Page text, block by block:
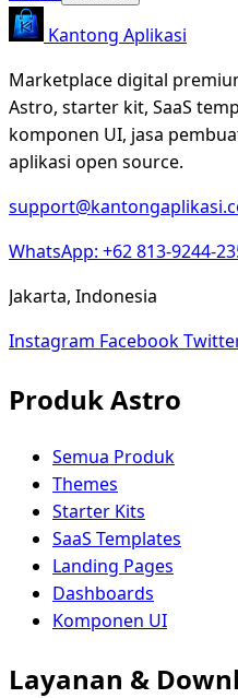
Kantong Aplikasi
Marketplace digital
Astro, starter kit, SaaS
komponen UI, jasa
aplikasi open source.
WhatsApp: +62 813-9244-
Jakarta, Indonesia
Instagram Facebook
Produk Astro
Semua Produk
Themes
Starter Kits
SaaS Templates
Landing Pages
Dashboards
Komponen UI
Layanan &